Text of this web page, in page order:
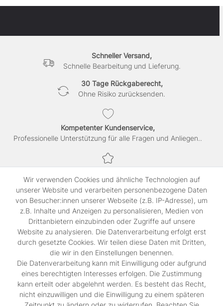
Schneller Versand,
Schnelle Bearbeitung und Lieferung.
30 Tage Rückgaberecht,
Ohne Risiko zurücksenden.
Kompetenter Kundenservice,
Professionelle Unterstützung für alle Fragen und Anliegen..
SSL-verschlüsselte Abwicklung für maximale Sicherheit.
Shop
Kontakt
Rechtliches
Widerrufs­recht
Impressum
Daten­schutz­erklärung
AGB
Wir verwenden Cookies und ähnliche Technologien auf
unserer Website und verarbeiten personenbezogene Daten
von Besucher:innen unserer Webseite (z.B. IP-Adresse), um
z.B. Inhalte und Anzeigen zu personalisieren, Medien von
Drittanbietern einzubinden oder Zugriffe auf unsere
Website zu analysieren. Die Datenverarbeitung erfolgt erst
durch gesetzte Cookies. Wir teilen diese Daten mit Dritten,
die wir in den Einstellungen benennen.
Die Datenverarbeitung kann mit Einwilligung oder aufgrund
eines berechtigten Interesses erfolgen. Die Zustimmung
kann erteilt oder abgelehnt werden. Es besteht das Recht,
nicht einzuwilligen und die Einwilligung zu einem späteren